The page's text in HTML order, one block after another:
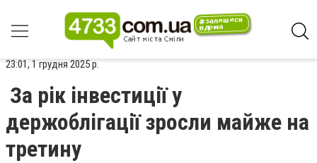
23:01, 1 грудня 2025 р.
За рік інвестиції у
держоблігації зросли майже на
третину